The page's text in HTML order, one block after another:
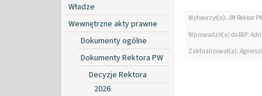
Władze
Wewnętrzne akty prawne
Dokumenty ogólne
Dokumenty Rektora PW
Decyzje Rektora
2026
Wytworzył(a): JM Rektor
Wprowadził(a) do BIP:
Zaktualizował(a):